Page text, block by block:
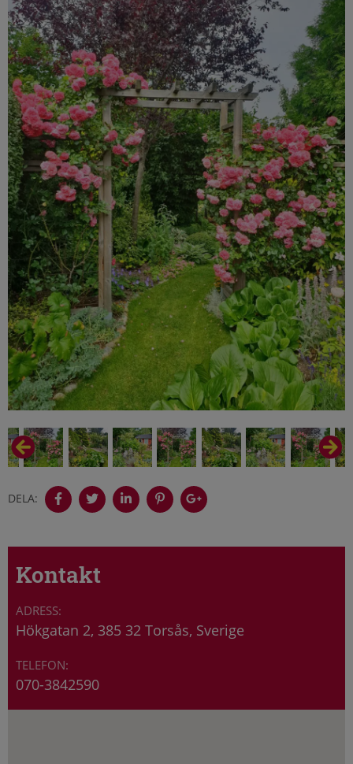
DELA:
Kontakt
Hökgatan 2, 385 32 Torsås, Sverige
070-3842590